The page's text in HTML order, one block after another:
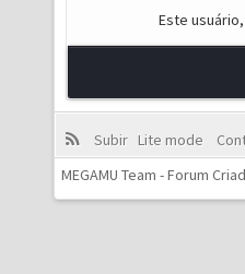
Este
Subir Lite mode
MEGAMU Team - Forum